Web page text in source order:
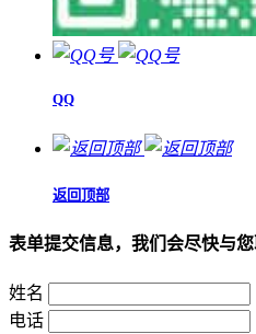
QQ
返回顶部
表单提交信息，我们会尽快与您
姓名
电话